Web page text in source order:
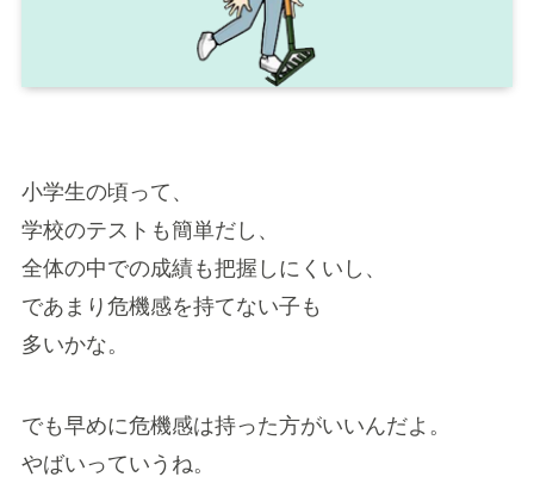
小学生の頃って、
学校のテストも簡単だし、
全体の中での成績も把握しにくいし、
であまり危機感を持てない子も
多いかな。
でも早めに危機感は持った方がいいんだよ。
やばいっていうね。